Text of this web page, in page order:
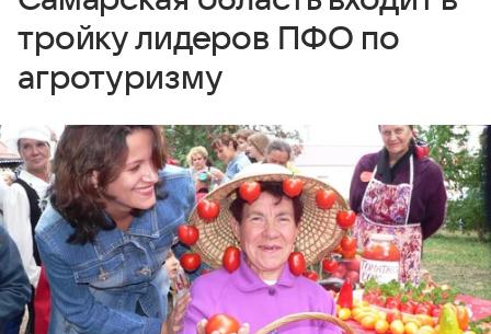
тройку лидеров ПФО по
агротуризму